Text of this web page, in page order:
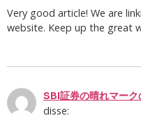
Very good article! We are
website. Keep up the great
SBI証券の晴れマーク
disse: